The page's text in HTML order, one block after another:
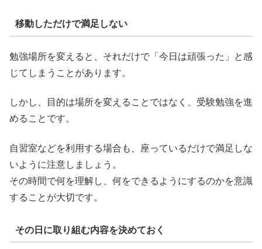
移動しただけで満足しない
勉強場所を変えると、それだけで「今日は頑張った」と感
じてしまうことがあります。
しかし、目的は場所を変えることではなく、受験勉強を進
めることです。
自習室などを利用する場合も、座っているだけで満足しな
いように注意しましょう。
その時間で何を理解し、何をできるようにするのかを意識
することが大切です。
その日に取り組む内容を決めておく